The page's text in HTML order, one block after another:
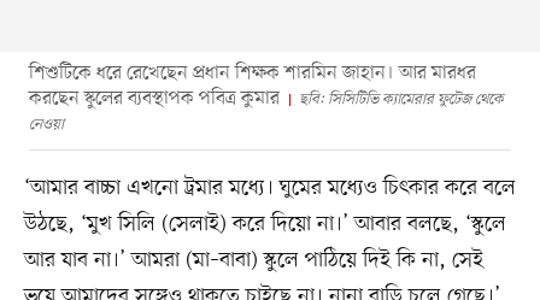
শিশুটিকে ধরে রেখেছেন প্রধান শিক্ষক শারমিন জাহান। আর মারধর
করছেন স্কুলের ব্যবস্থাপক পবিত্র কুমার
ছবি: সিসিটিভি ক্যামেরার ফুটেজ থেকে
নেওয়া
‘আমার বাচ্চা এখনো ট্রমার মধ্যে। ঘুমের মধ্যেও চিৎকার করে বলে
উঠছে, ‘মুখ সিলি (সেলাই) করে দিয়ো না।’ আবার বলছে, ‘স্কুলে
আর যাব না।’ আমরা (মা–বাবা) স্কুলে পাঠিয়ে দিই কি না, সেই